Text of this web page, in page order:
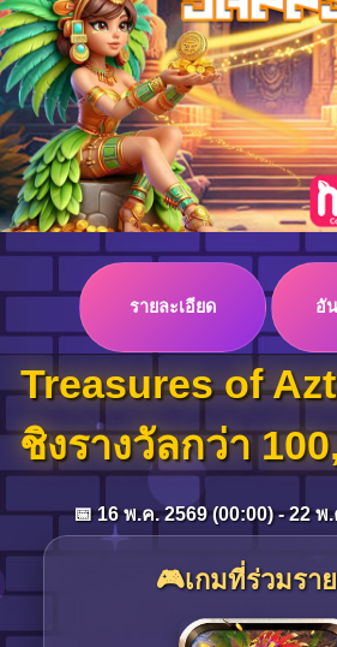
Support
Language
:
Log in
Top up
รายละเอียด อั
Treasures of
ชิงรางวัลกว่า
📅 16 พ.ค. 2569 (00:00) - 22 พ
🎮เกมที่ร่วมรา